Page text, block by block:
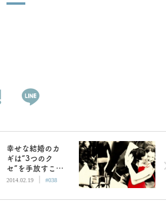
幸せな結婚のカ
ギは“3つのク
セ”を手放すこ
と！「そのまま
2014.02.19 | #038